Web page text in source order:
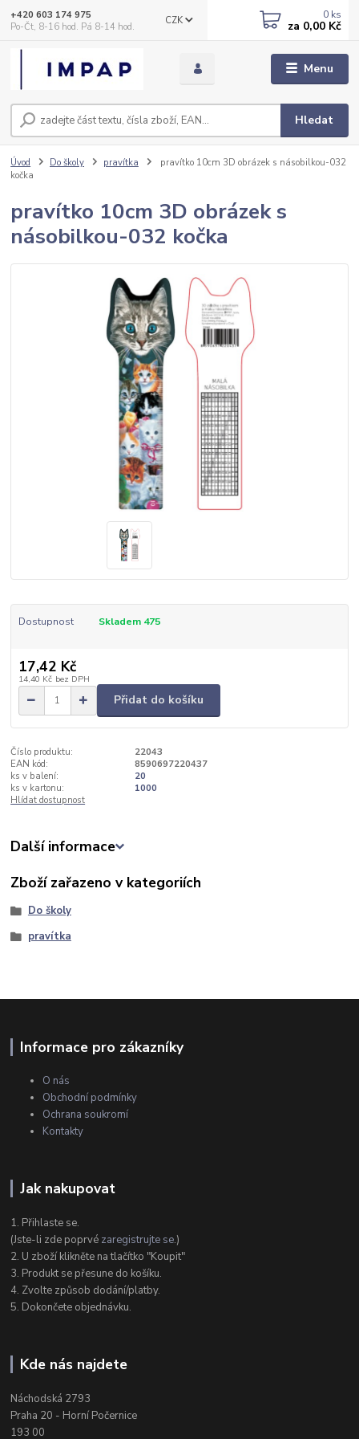
Menu
CZK
Hledat
+420 603 174 975
Po-Čt, 8-16 hod. Pá 8-14 hod.
0 ks
za 0,00 Kč
Úvod Do školy pravítka
pravítko 10cm 3D obrázek s násobilkou-032
kočka
pravítko 10cm 3D obrázek s
násobilkou-032 kočka
Dostupnost Skladem 475
17,42 Kč
14,40 Kč bez DPH
Přidat do košíku
Číslo produktu:
22043
EAN kód:
8590697220437
ks v balení:
20
ks v kartonu:
1000
Hlídat dostupnost
Další informace
Zboží zařazeno v kategoriích
Do školy
pravítka
Informace pro zákazníky
O nás
Obchodní podmínky
Ochrana soukromí
Kontakty
Jak nakupovat
1. Přihlaste se.
(Jste-li zde poprvé zaregistrujte se.)
2. U zboží klikněte na tlačítko "Koupit"
3. Produkt se přesune do košíku.
4. Zvolte způsob dodání/platby.
5. Dokončete objednávku.
Kde nás najdete
Náchodská 2793
Praha 20 - Horní Počernice
193 00